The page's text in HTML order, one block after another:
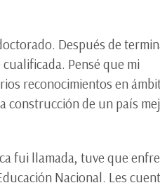
Después de
Pensé que mi
reconocimientos en
construcción de un país
fui llamada, tuve que
Nacional. Les